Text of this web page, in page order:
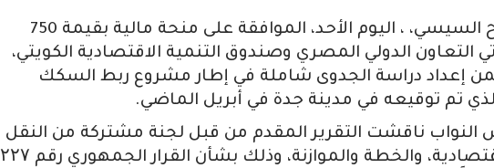
أعلن الرئيس المصري عبد الفتاح السيسي، ، اليوم الأحد، الموافقة على منحة مالية بقيمة 750
التعاون الدولي المصري وصندوق التنمية الاقتصادية الكويتي،
إعداد دراسة الجدوى شاملة في إطار مشروع ربط السكك
تم توقيعه في مدينة جدة في أبريل الماضي.
النواب ناقشت التقرير المقدم من قبل لجنة مشتركة من النقل
والمواصلات ولجنتي الشئون الاقتصادية، والخطة والموازنة، وذلك بشأن القرار الجمهوري رقم ۲۲۷